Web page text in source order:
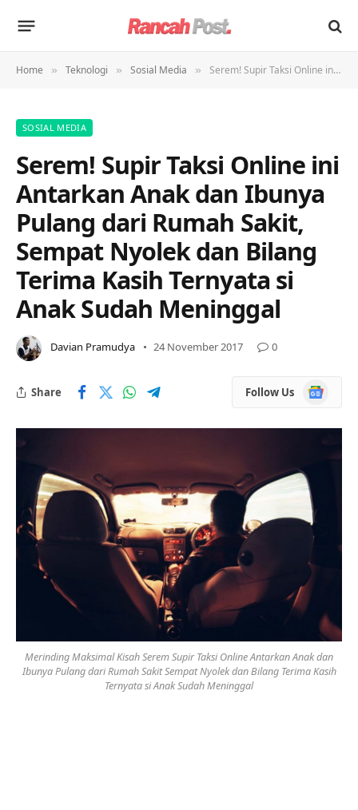
Home » Teknologi » Sosial Media » Serem! Supir Taksi Online ini Antarkan Anak dan Ibunya Pulang dari Rumah Sakit, Sempat Nyolek dan Bilang Terima Kasih Ternyata si Anak Sudah Meninggal
SOSIAL MEDIA
Serem! Supir Taksi Online ini
Antarkan Anak dan Ibunya
Pulang dari Rumah Sakit,
Sempat Nyolek dan Bilang
Terima Kasih Ternyata si
Anak Sudah Meninggal
Davian Pramudya 24 November 2017 0
Share Follow Us
Google
News
Merinding Maksimal Kisah Serem Supir Taksi Online Antarkan Anak dan
Ibunya Pulang dari Rumah Sakit Sempat Nyolek dan Bilang Terima Kasih
Ternyata si Anak Sudah Meninggal